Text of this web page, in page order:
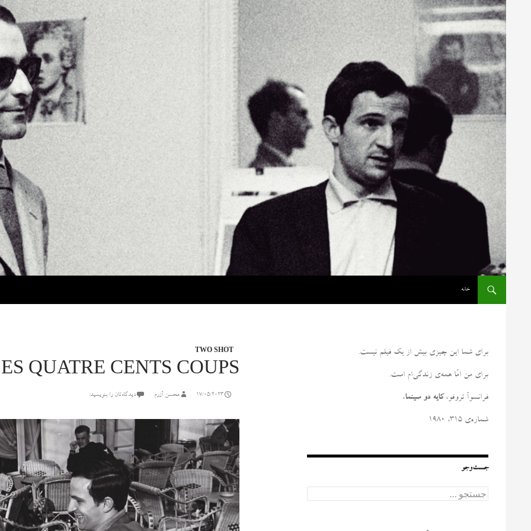
خانه
TWO SHOT
QUATRE CENTS COUPS
17/05/2023 محسن آزرم دیدگاه‌تان را بنویسید:
برای شما این چیزی بیش از یک فیلم نیست.
برای من امّا همه‌ی زندگی‌ام است.
فرانسوآ تروفو، کایه دو سینما،
شماره‌ی ۳۱۵، ۱۹۸۰
جست‌وجو
ج
س